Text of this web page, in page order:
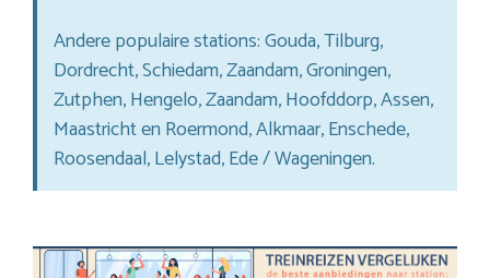
Andere populaire stations: Gouda, Tilburg,
Dordrecht, Schiedam, Zaandam, Groningen,
Zutphen, Hengelo, Zaandam, Hoofddorp, Assen,
Maastricht en Roermond, Alkmaar, Enschede,
Roosendaal, Lelystad, Ede / Wageningen.